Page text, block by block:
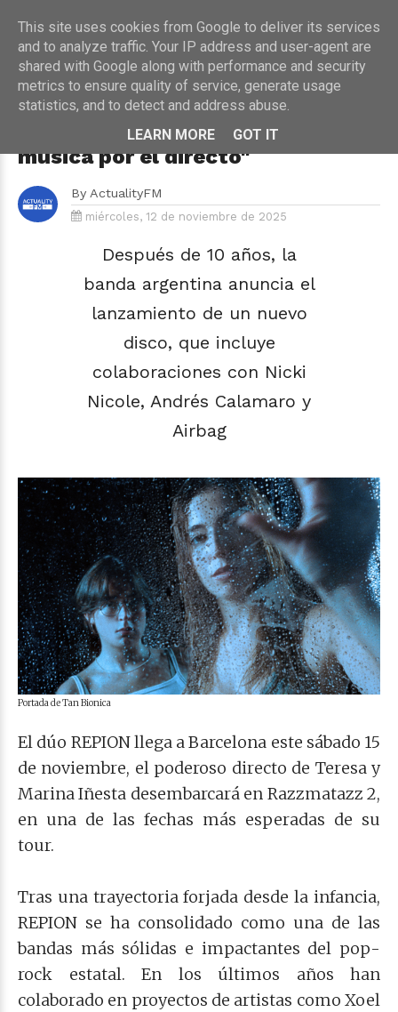
HOME›CONCIERTOS›ENTREVISTA
Repion llegan en concierto a
Razzmatazz: "Nosotras hacemos
música por el directo"
By ActualityFM
miércoles, 12 de noviembre de 2025
Después de 10 años, la
banda argentina anuncia el
lanzamiento de un nuevo
disco, que incluye
colaboraciones con Nicki
Nicole, Andrés Calamaro y
Airbag
Portada de Tan Bionica
El dúo REPION llega a Barcelona este sábado 15
de noviembre, el poderoso directo de Teresa y
Marina Iñesta desembarcará en Razzmatazz 2,
en una de las fechas más esperadas de su
tour.
Tras una trayectoria forjada desde la infancia,
REPION se ha consolidado como una de las
bandas más sólidas e impactantes del pop-
rock estatal. En los últimos años han
colaborado en proyectos de artistas como Xoel
This site uses cookies from Google to deliver its services
and to analyze traffic. Your IP address and user-agent are
shared with Google along with performance and security
metrics to ensure quality of service, generate usage
statistics, and to detect and address abuse.
LEARN MORE
GOT IT